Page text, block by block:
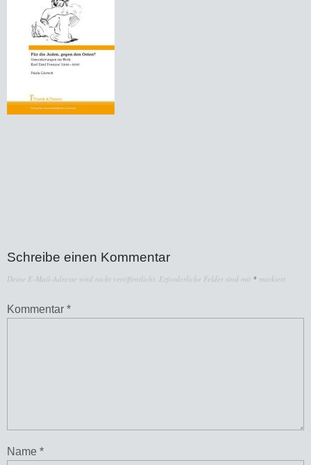
Schreibe einen Kommentar
Deine E-Mail-Adresse wird nicht veröffentlicht. Erforderliche Felder sind mit * markiert
Kommentar *
Name *